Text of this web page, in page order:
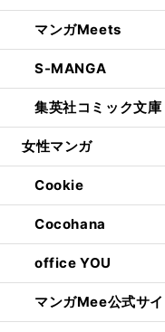
マンガMeets
S-MANGA
集英社コミック文庫
女性マンガ
Cookie
Cocohana
office YOU
マンガMee公式サイ